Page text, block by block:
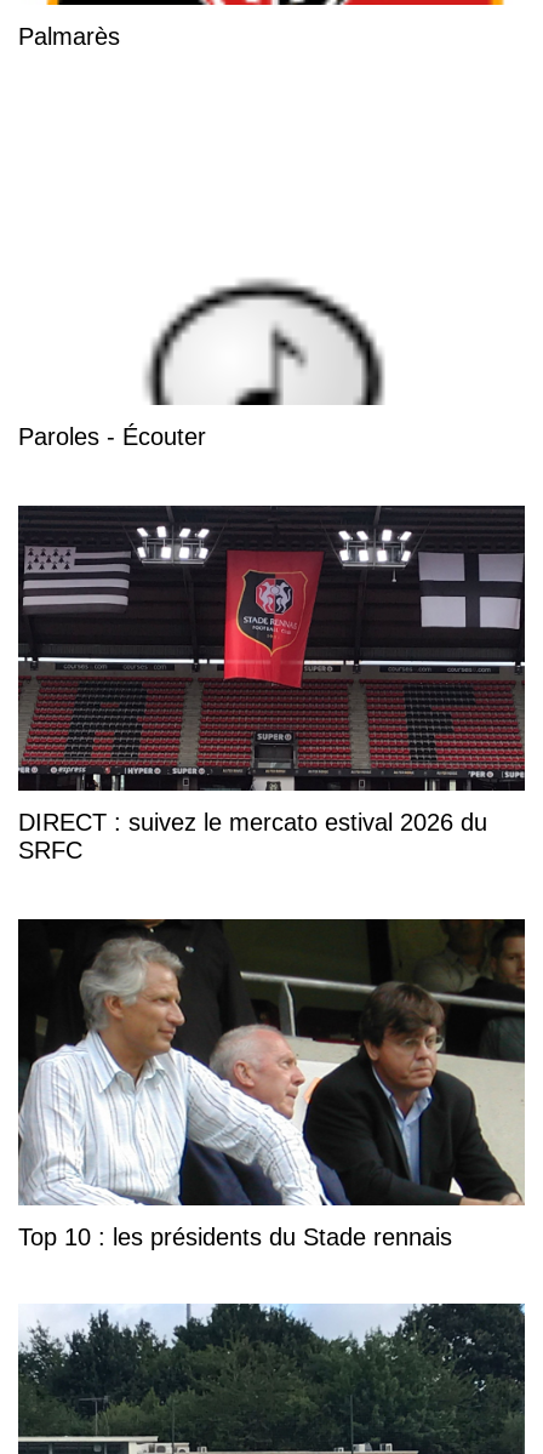
Palmarès
Paroles - Écouter
DIRECT : suivez le mercato estival 2026 du
SRFC
Top 10 : les présidents du Stade rennais